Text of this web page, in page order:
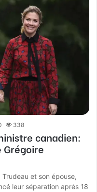
338
canadien:
Grégoire
et son épouse,
leur séparation après 18